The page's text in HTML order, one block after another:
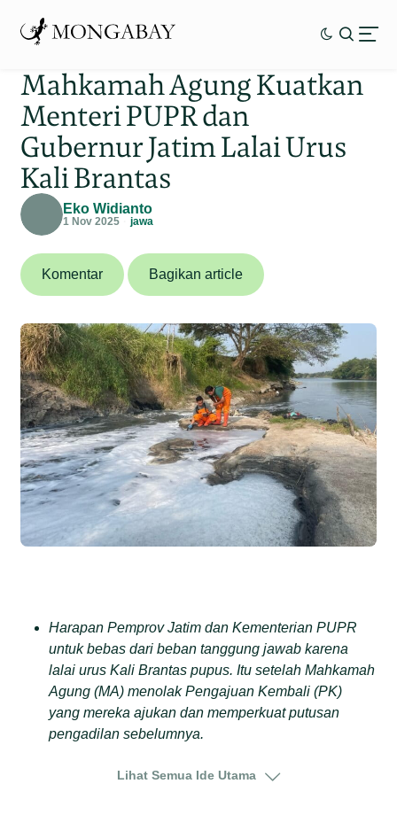
Mahkamah Agung Kuatkan
Menteri PUPR dan
Gubernur Jatim Lalai Urus
Kali Brantas
Eko Widianto
1 Nov 2025 jawa
Komentar Bagikan article
Harapan Pemprov Jatim dan Kementerian PUPR
untuk bebas dari beban tanggung jawab karena
lalai urus Kali Brantas pupus. Itu setelah Mahkamah
Agung (MA) menolak Pengajuan Kembali (PK)
yang mereka ajukan dan memperkuat putusan
pengadilan sebelumnya.
Mahkamah Agung meminta Menteri PUPR dan
Lihat Semua Ide Utama